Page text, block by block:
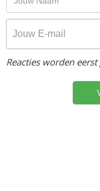
Reacties worden